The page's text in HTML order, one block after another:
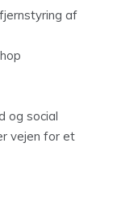
af
og social
vejen for et